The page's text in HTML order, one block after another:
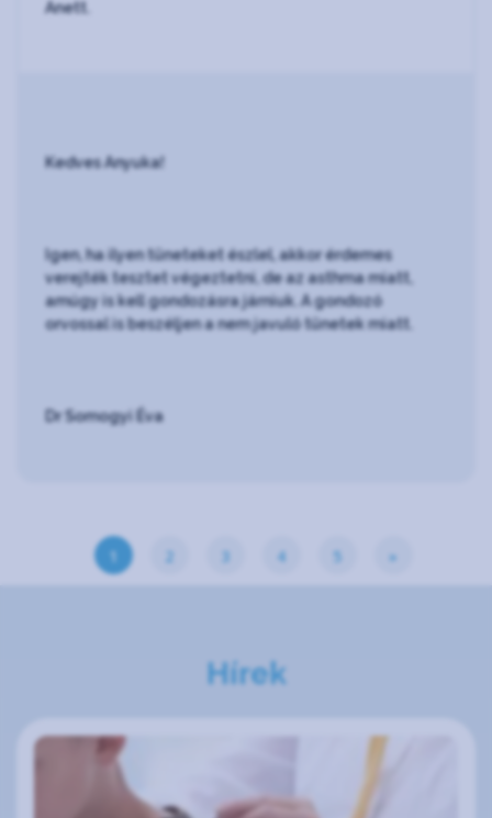
Anett.
Kedves Anyuka!
Igen, ha ilyen tüneteket észlel, akkor érdemes
verejték tesztet végeztetni, de az asthma miatt,
amúgy is kell gondozásra járniuk. A gondozó
orvossal is beszéljen a nem javuló tünetek miatt.
Dr Somogyi Éva
1 2 3 4 5 »
Hírek